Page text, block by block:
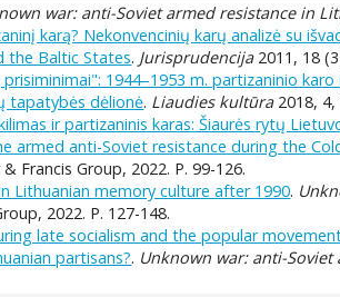
war: anti-Soviet armed resistance in
karą? Nekonvencinių karų analizė su
the Baltic States. Jurisprudencija2011, 18
1944–1953 m. partizaninio karo
tapatybės dėlionė. Liaudies kultūra2018, 4,
ir partizaninis karas: Šiaurės rytų
armed anti-Soviet resistance during the
Francis Group, 2022. P. 99-126.
Lithuanian memory culture after 1990.
2022. P. 127-148.
late socialism and the popular
partisans?. Unknown war: anti-